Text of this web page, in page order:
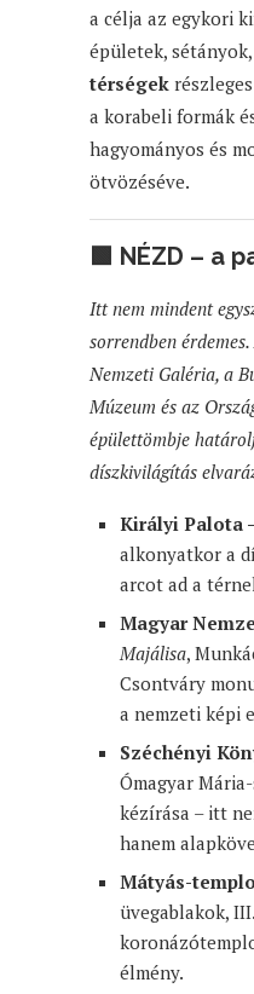
a célja az egykori
épületek,
térségek
a korabeli formák
hagyományos és
ötvözéséve.
🟩 NÉZD – a
Itt nem mindent
sorrendben
Nemzeti Galéria, a
Múzeum és az
épülettömbje
díszkivilágítás
Királyi Palota
alkonyatkor a
arcot ad a
Magyar
Majálisa,
Csontváry
a nemzeti képi
Széchényi
Ómagyar
kézírása – itt
hanem
Mátyás-
üvegablakok,
élmény.